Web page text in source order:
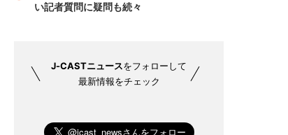
い記者質問に疑問も続々
J-CASTニュースをフォローして
最新情報をチェック